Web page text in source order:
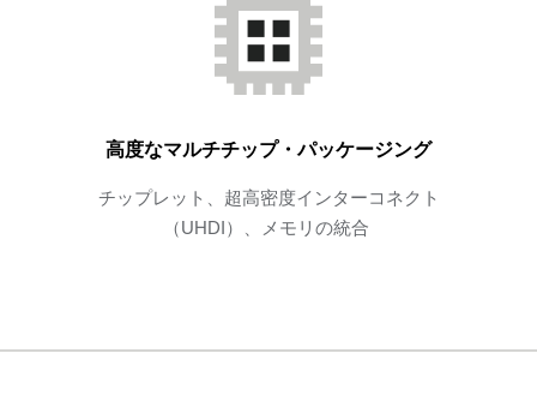
高度なマルチチップ・パッケージング
チップレット、超高密度インターコネクト
（UHDI）、メモリの統合